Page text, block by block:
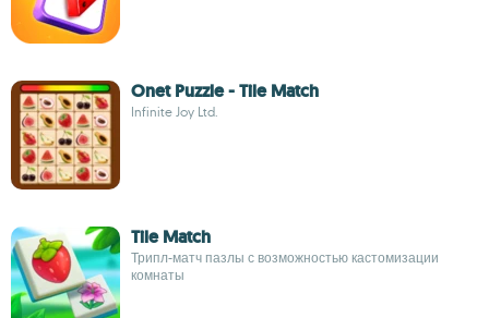
Onet Puzzle - Tile Match
Infinite Joy Ltd.
Tile Match
Трипл-матч пазлы с возможностью кастомизации
комнаты